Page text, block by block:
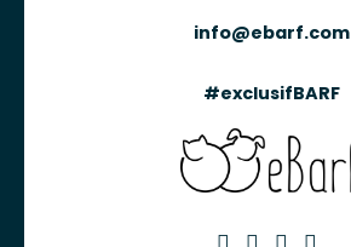
info@ebarf.com
#exclusifBARF